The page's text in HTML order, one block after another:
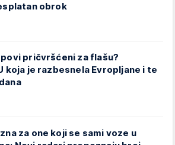
obrok
pričvršćeni za flašu?
koja je razbesnela Evropljane i te
za one koji se sami voze u